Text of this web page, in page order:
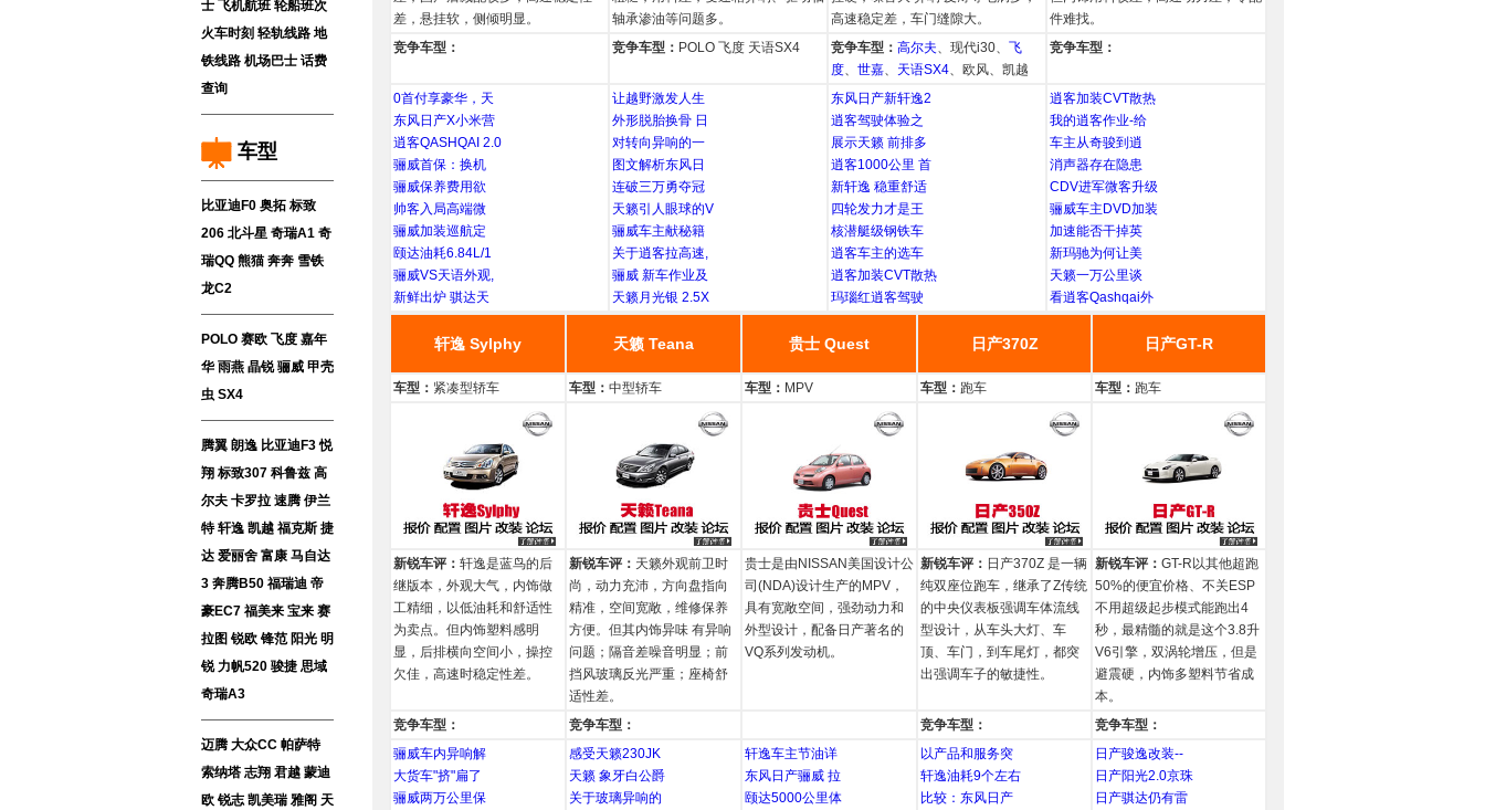
士 飞机航班 轮船班次
火车时刻 轻轨线路 地
铁线路 机场巴士 话费
查询
车型
比亚迪F0 奥拓 标致
206 北斗星 奇瑞A1 奇
瑞QQ 熊猫 奔奔 雪铁
龙C2
POLO 赛欧 飞度 嘉年
华 雨燕 晶锐 骊威 甲壳
虫 SX4
腾翼 朗逸 比亚迪F3 悦
翔 标致307 科鲁兹 高
尔夫 卡罗拉 速腾 伊兰
特 轩逸 凯越 福克斯 捷
达 爱丽舍 富康 马自达
3 奔腾B50 福瑞迪 帝
豪EC7 福美来 宝来 赛
拉图 锐欧 锋范 阳光 明
锐 力帆520 骏捷 思域
奇瑞A3
迈腾 大众CC 帕萨特
索纳塔 志翔 君越 蒙迪
欧 锐志 凯美瑞 雅阁 天
差，悬挂软，侧倾明显。
轴承渗油等问题多。
高速稳定差，车门缝隙大。
件难找。
竞争车型：
竞争车型： POLO 飞度 天语SX4 竞争车型： 高尔夫、现代i30、 飞
度、 世嘉、 天语SX4、欧风、凯越
竞争车型：
0首付享豪华，天
东风日产X小米营
逍客QASHQAI 2.0
骊威首保：换机
骊威保养费用欲
帅客入局高端微
骊威加装巡航定
颐达油耗6.84L/1
骊威VS天语外观,
新鲜出炉 骐达天
让越野激发人生
外形脱胎换骨 日
对转向异响的一
图文解析东风日
连破三万勇夺冠
天籁引人眼球的V
骊威车主献秘籍
关于逍客拉高速,
骊威 新车作业及
天籁月光银 2.5X
东风日产新轩逸2
逍客驾驶体验之
展示天籁 前排多
逍客1000公里 首
新轩逸 稳重舒适
四轮发力才是王
核潜艇级钢铁车
逍客车主的选车
逍客加装CVT散热
玛瑙红逍客驾驶
逍客加装CVT散热
我的逍客作业-给
车主从奇骏到逍
消声器存在隐患
CDV进军微客升级
骊威车主DVD加装
加速能否干掉英
新玛驰为何让美
天籁一万公里谈
看逍客Qashqai外
轩逸 Sylphy 天籁 Teana 贵士 Quest 日产370Z 日产GT-R
车型： 紧凑型轿车 车型： 中型轿车 车型： MPV 车型： 跑车 车型： 跑车
新锐车评： 轩逸是蓝鸟的后
继版本，外观大气，内饰做
工精细，以低油耗和舒适性
为卖点。但内饰塑料感明
显，后排横向空间小，操控
欠佳，高速时稳定性差。
新锐车评： 天籁外观前卫时
尚，动力充沛，方向盘指向
精准，空间宽敞，维修保养
方便。但其内饰异味 有异响
问题；隔音差噪音明显；前
挡风玻璃反光严重；座椅舒
适性差。
贵士是由NISSAN美国设计公
司(NDA)设计生产的MPV，
具有宽敞空间，强劲动力和
外型设计，配备日产著名的
VQ系列发动机。
新锐车评： 日产370Z 是一辆
纯双座位跑车，继承了Z传统
的中央仪表板强调车体流线
型设计，从车头大灯、车
顶、车门，到车尾灯，都突
出强调车子的敏捷性。
新锐车评： GT-R以其他超跑
50%的便宜价格、不关ESP
不用超级起步模式能跑出4
秒，最精髓的就是这个3.8升
V6引擎，双涡轮增压，但是
避震硬，内饰多塑料节省成
本。
竞争车型：
竞争车型： 竞争车型：
竞争车型：
骊威车内异响解
大货车"挤"扁了
骊威两万公里保
感受天籁230JK
天籁 象牙白公爵
关于玻璃异响的
轩逸车主节油详
东风日产骊威 拉
颐达5000公里体
以产品和服务突
轩逸油耗9个左右
比较：东风日产
日产骏逸改装--
日产阳光2.0京珠
日产骐达仍有雷